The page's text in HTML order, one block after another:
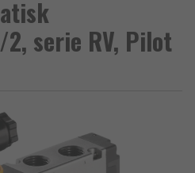
serie RV, Pilot